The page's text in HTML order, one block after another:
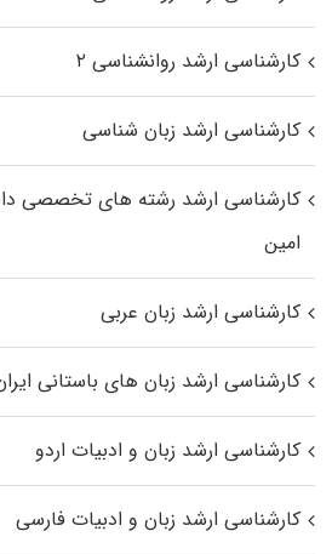
کارشناسی ارشد روانشناسی ۲
کارشناسی ارشد زبان شناسی
کارشناسی ارشد رﺷﺘﻪ ﻫﺎی تخصصی
اﻣﻴﻦ
کارشناسی ارشد زبان عربی
کارشناسی ارشد زبان‌ های باستانی
کارشناسی ارشد زبان و ادبیات اردو
کارشناسی ارشد زبان و ادبیات فارسی